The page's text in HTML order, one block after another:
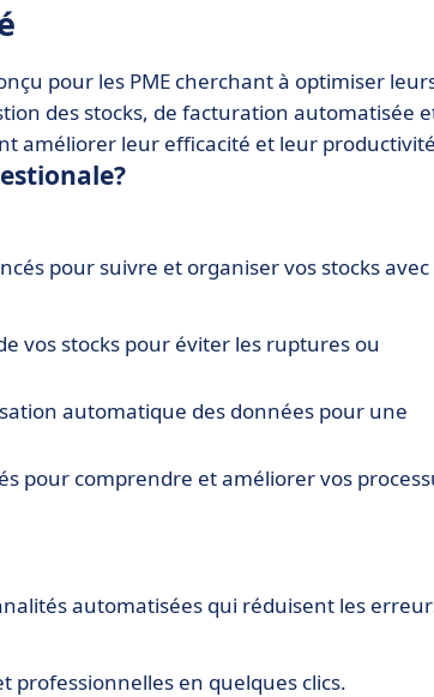
pour les PME cherchant à optimiser
des stocks, de facturation automatisée
améliorer leur efficacité et leur
pour suivre et organiser vos stocks avec
vos stocks pour éviter les ruptures ou
automatique des données pour une
pour comprendre et améliorer vos
automatisées qui réduisent les
professionnelles en quelques clics.